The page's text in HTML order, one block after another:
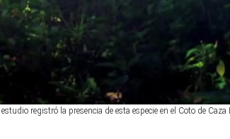
registró la presencia de esta especie en el Coto de Caza